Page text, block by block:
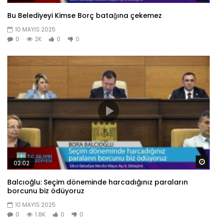
Bu Belediyeyi Kimse Borç batağına çekemez
10 MAYIS 2025
0
2K 0 0
02:02
Balcıoğlu: Seçim döneminde harcadığınız paraların
borcunu biz ödüyoruz
10 MAYIS 2025
0
1.8K 0 0